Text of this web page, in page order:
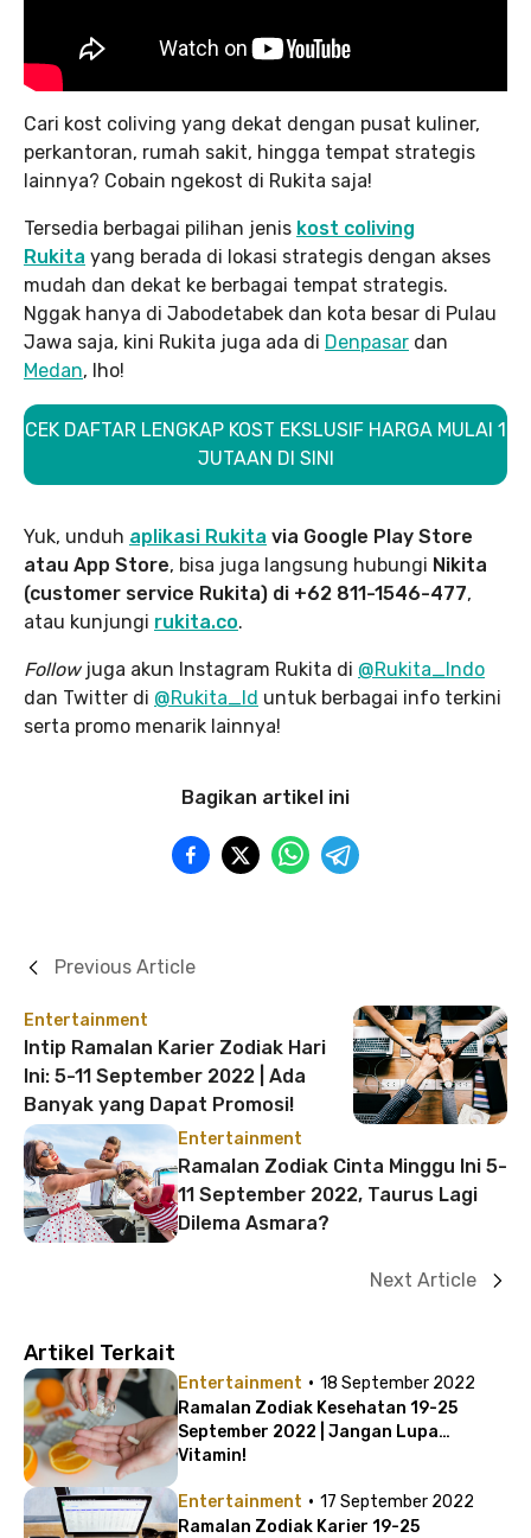
Cari kost coliving yang dekat dengan pusat kuliner,
perkantoran, rumah sakit, hingga tempat strategis
lainnya? Cobain ngekost di Rukita saja!
Tersedia berbagai pilihan jenis kost coliving
Rukita yang berada di lokasi strategis dengan akses
mudah dan dekat ke berbagai tempat strategis.
Nggak hanya di Jabodetabek dan kota besar di Pulau
Jawa saja, kini Rukita juga ada di Denpasar dan
Medan, lho!
CEK DAFTAR LENGKAP KOST EKSLUSIF HARGA MULAI 1
JUTAAN DI SINI
Yuk, unduh aplikasi Rukita via Google Play Store
atau App Store, bisa juga langsung hubungi Nikita
(customer service Rukita) di +62 811-1546-477,
atau kunjungi rukita.co.
Followjuga akun Instagram Rukita di @Rukita_Indo
dan Twitter di @Rukita_Id untuk berbagai info terkini
serta promo menarik lainnya!
Bagikan artikel ini
Entertainment
Intip Ramalan Karier Zodiak Hari
Ini: 5-11 September 2022 | Ada
Banyak yang Dapat Promosi!
Previous Article
Entertainment
Ramalan Zodiak Cinta Minggu Ini 5-
11 September 2022, Taurus Lagi
Dilema Asmara?
Next Article
Artikel Terkait
Entertainment · 18 September 2022
Ramalan Zodiak Kesehatan 19-25
September 2022 | Jangan Lupa
Vitamin!
Entertainment · 17 September 2022
Ramalan Zodiak Karier 19-25